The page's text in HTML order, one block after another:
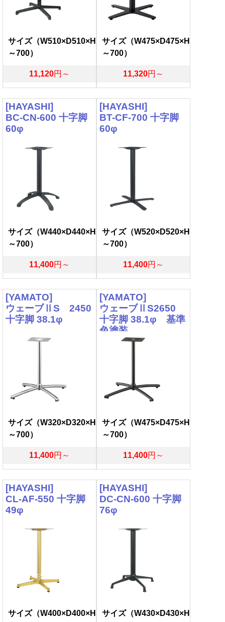
サイズ（W510×D510×H
～700）
11,120円～
サイズ（W475×D475×H
～700）
11,320円～
[HAYASHI]
BC-CN-600 十字脚
60φ
サイズ（W440×D440×H
～700）
11,400円～
[HAYASHI]
BT-CF-700 十字脚
60φ
サイズ（W520×D520×H
～700）
11,400円～
[YAMATO]
ウェーブⅡS 2450
十字脚 38.1φ
サイズ（W320×D320×H
～700）
11,400円～
[YAMATO]
ウェーブⅡS2650
十字脚 38.1φ 基準
色塗装
サイズ（W475×D475×H
～700）
11,400円～
[HAYASHI]
CL-AF-550 十字脚
49φ
サイズ（W400×D400×H
[HAYASHI]
DC-CN-600 十字脚
76φ
サイズ（W430×D430×H